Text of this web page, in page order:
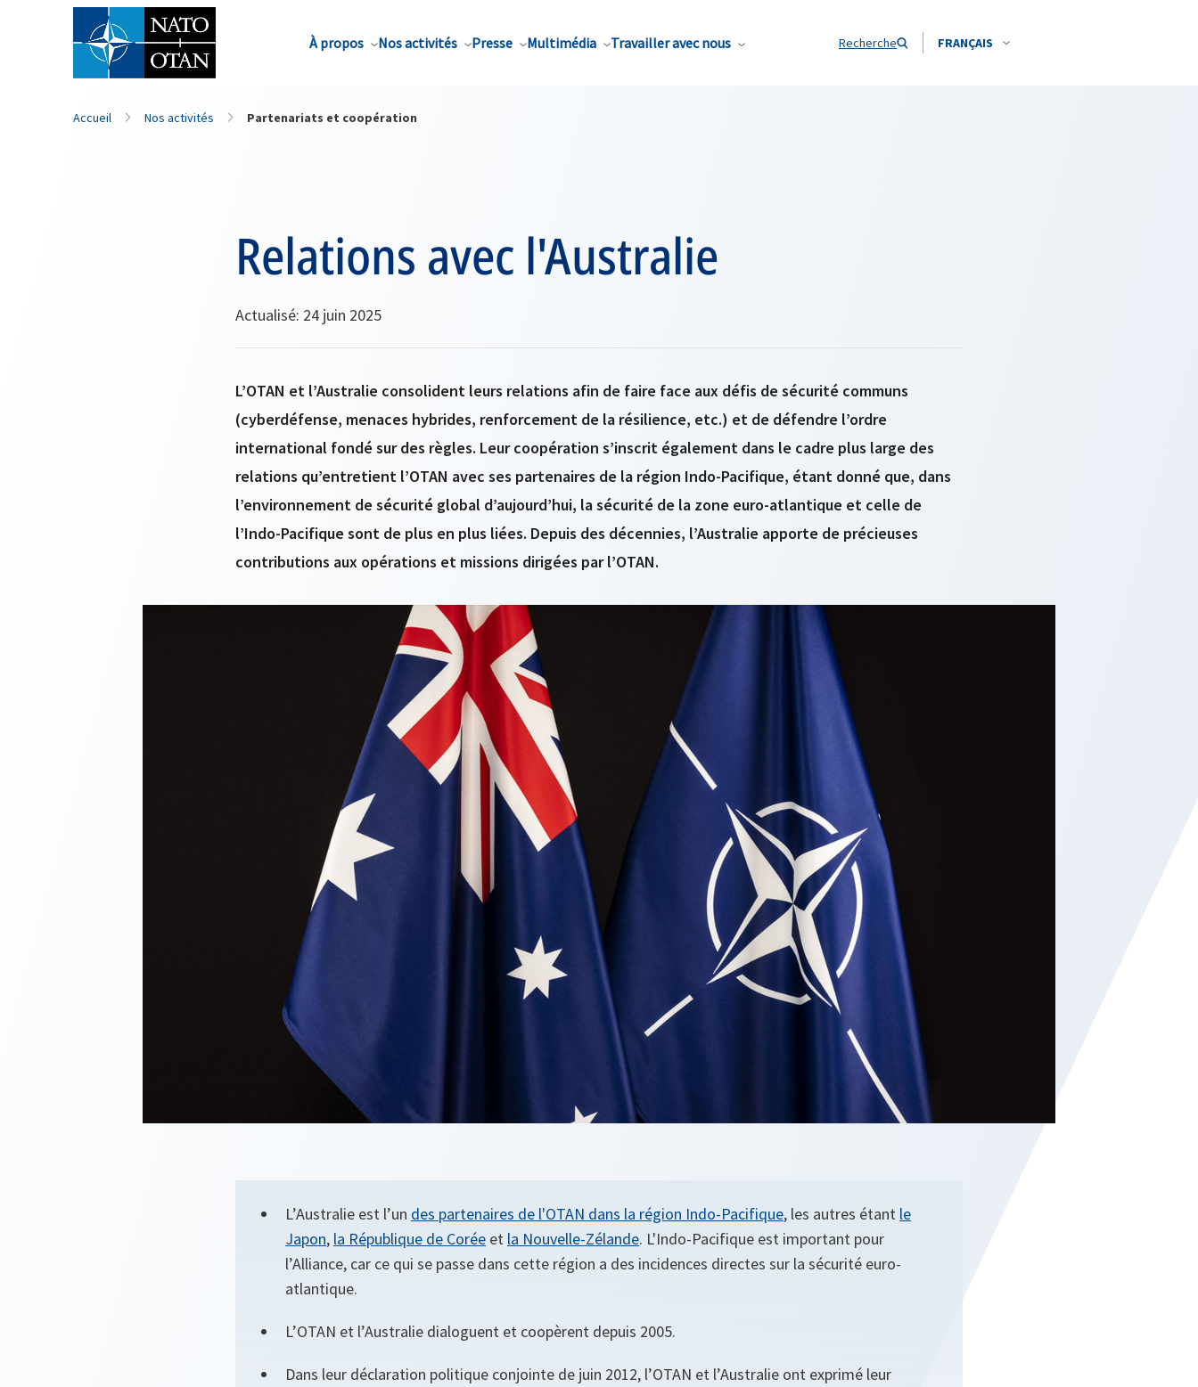
À propos Nos activités Presse Multimédia Travailler avec nous Recherche FRANÇAIS
Nom de famille*
Accueil Nos activités Partenariats et coopération
Relations avec l'Australie
Actualisé: 24 juin 2025
L’OTAN et l’Australie consolident leurs relations afin de faire face aux défis de sécurité communs
(cyberdéfense, menaces hybrides, renforcement de la résilience, etc.) et de défendre l’ordre
international fondé sur des règles. Leur coopération s’inscrit également dans le cadre plus large des
relations qu’entretient l’OTAN avec ses partenaires de la région Indo-Pacifique, étant donné que, dans
l’environnement de sécurité global d’aujourd’hui, la sécurité de la zone euro-atlantique et celle de
l’Indo-Pacifique sont de plus en plus liées. Depuis des décennies, l’Australie apporte de précieuses
contributions aux opérations et missions dirigées par l’OTAN.
L’Australie est l’un des partenaires de l'OTAN dans la région Indo-Pacifique, les autres étant le
Japon, la République de Corée et la Nouvelle-Zélande. L'Indo-Pacifique est important pour
l’Alliance, car ce qui se passe dans cette région a des incidences directes sur la sécurité euro-
atlantique.
L’OTAN et l’Australie dialoguent et coopèrent depuis 2005.
Dans leur déclaration politique conjointe de juin 2012, l’OTAN et l’Australie ont exprimé leur